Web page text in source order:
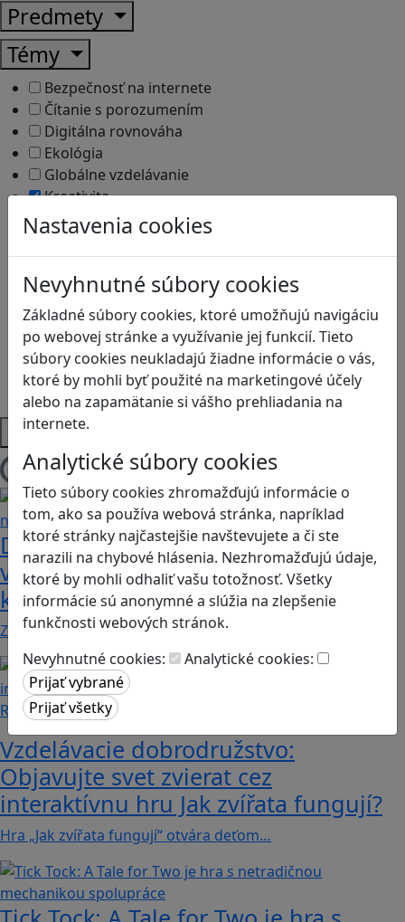
Nastavenia cookies
Nevyhnutné súbory cookies
Základné súbory cookies, ktoré umožňujú navigáciu
po webovej stránke a využívanie jej funkcií. Tieto
súbory cookies neukladajú žiadne informácie o vás,
ktoré by mohli byť použité na marketingové účely
alebo na zapamätanie si vášho prehliadania na
internete.
Analytické súbory cookies
Tieto súbory cookies zhromažďujú informácie o
tom, ako sa používa webová stránka, napríklad
ktoré stránky najčastejšie navštevujete a či ste
narazili na chybové hlásenia. Nezhromažďujú údaje,
ktoré by mohli odhaliť vašu totožnosť. Všetky
informácie sú anonymné a slúžia na zlepšenie
funkčnosti webových stránok.
Nevyhnutné cookies:
Analytické cookies:
Predmety
Témy
Bezpečnosť na internete
Čítanie s porozumením
Digitálna rovnováha
Ekológia
Globálne vzdelávanie
Kreativita
Kritické myslenie
Kyberšikana
Logické myslenie
Ľudské práva a tolerancia
Motorika a koncentrácia
Programovanie/Technika
Sociálne zručnosti a kooperácia
Strategické myslenie
Zdravie a pohyb
Platformy
Načítam blogy
Dobrodružstvá Mimi a Lízy vo
videohre? Dvojica neoddeliteľných
kamarátok už aj ako herné postavy
Značku Mimi a Líza by sme mohli označiť priam za…
Recenzie
Vzdelávacie dobrodružstvo:
Objavujte svet zvierat cez
interaktívnu hru Jak zvířata fungují?
Hra „Jak zvířata fungují“ otvára deťom…